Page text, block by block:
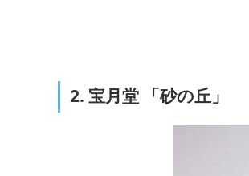
2. 宝月堂 「砂の丘」